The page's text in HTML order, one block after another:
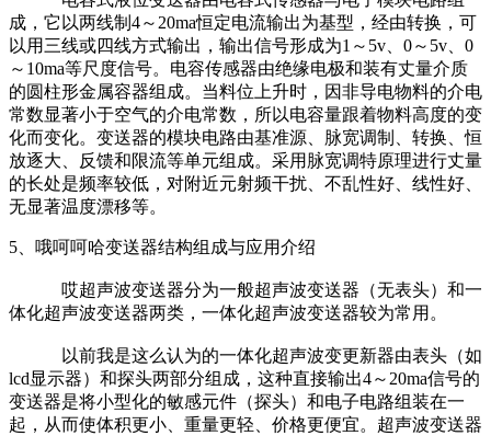
成，它以两线制4～20ma恒定电流输出为基型，经由转换，可
以用三线或四线方式输出，输出信号形成为1～5v、0～5v、0
～10ma等尺度信号。电容传感器由绝缘电极和装有丈量介质
的圆柱形金属容器组成。当料位上升时，因非导电物料的介电
常数显著小于空气的介电常数，所以电容量跟着物料高度的变
化而变化。变送器的模块电路由基准源、脉宽调制、转换、恒
放逐大、反馈和限流等单元组成。采用脉宽调特原理进行丈量
的长处是频率较低，对附近元射频干扰、不乱性好、线性好、
无显著温度漂移等。
5、哦呵呵哈变送器结构组成与应用介绍
哎超声波变送器分为一般超声波变送器（无表头）和一
体化超声波变送器两类，一体化超声波变送器较为常用。
以前我是这么认为的一体化超声波变更新器由表头（如
lcd显示器）和探头两部分组成，这种直接输出4～20ma信号的
变送器是将小型化的敏感元件（探头）和电子电路组装在一
起，从而使体积更小、重量更轻、价格更便宜。超声波变送器